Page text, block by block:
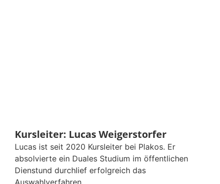
Kursleiter: Lucas Weigerstorfer
Lucas ist seit 2020 Kursleiter bei Plakos. Er
absolvierte ein Duales Studium im öffentlichen
Dienstund durchlief erfolgreich das
Auswahlverfahren.